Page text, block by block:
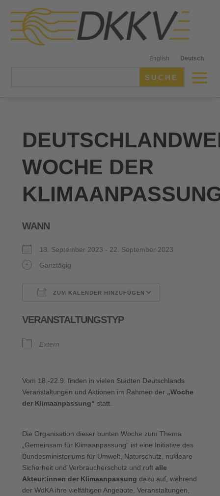
English Deutsch
WOCHE DER
WANN
18. September 2023 - 22. September 2023
Ganztägig
ZUM KALENDER HINZUFÜGEN
VERANSTALTUNGSTYP
Extern
Vom 18.-22.9. finden in vielen Städten Deutschlands
Veranstaltungen und Aktionen im Rahmen der „Woche
der Klimaanpassung“ statt.
Die Organisation dieser bunten Woche zum Thema
„Gemeinsam für Klimaanpassung“ ist eine Initiative des
Bundesministeriums für Umwelt, Naturschutz, nukleare
Sicherheit und Verbraucherschutz und ruft alle
Akteur:innen der Klimaanpassung dazu auf, während
der WdKA ihre vielfältigen Angebote, Veranstaltungen,